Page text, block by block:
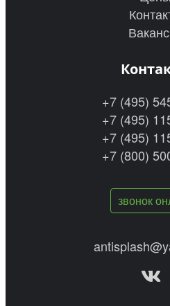
+7 (495)
+7 (495)
+7 (495)
+7 (800)
звонок